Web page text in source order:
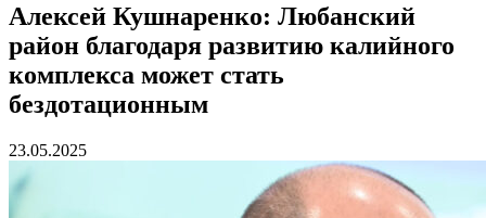
Алексей Кушнаренко: Любанский
район благодаря развитию калийного
комплекса может стать
бездотационным
23.05.2025